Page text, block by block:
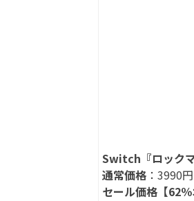
Switch『ロック
通常価格 ：3990円
セール価格【62％